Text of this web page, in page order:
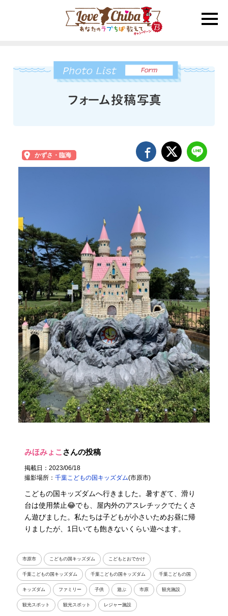
toggle
かずさ・臨海
みほみょこ さんの投稿
掲載日：2023/06/18
撮影場所：千葉こどもの国キッズダム(市原市)
こどもの国キッズダムへ行きました。暑すぎて、滑り
台は使用禁止😂でも、屋内外のアスレチックでたくさ
ん遊びました。私たちは子どもが小さいためお昼に帰
りましたが、1日いても飽きないくらい遊べます。
市原市 こどもの国キッズダム こどもとおでかけ
千葉こどもの国キッズダム 千葉こどもの国キッズダム 千葉こどもの国
キッズダム ファミリー 子供 遊ぶ 市原 観光施設
観光スポット 観光スポット レジャー施設